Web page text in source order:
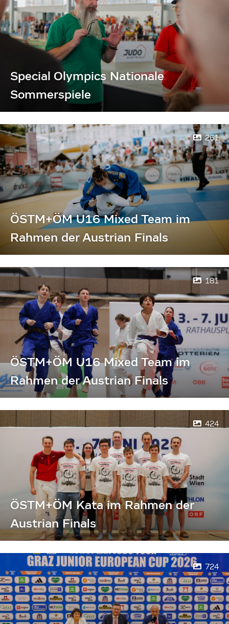
Special Olympics Nationale
Sommerspiele
261
ÖSTM+ÖM U16 Mixed Team im
Rahmen der Austrian Finals
181
ÖSTM+ÖM U16 Mixed Team im
Rahmen der Austrian Finals
424
ÖSTM+ÖM Kata im Rahmen der
Austrian Finals
724